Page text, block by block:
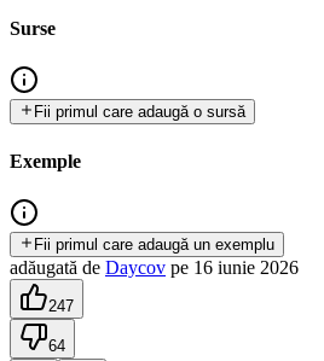
Surse
Fii primul care adaugă o sursă
Exemple
Fii primul care adaugă un exemplu
adăugată de Daycov pe 16 iunie 2026
247
64